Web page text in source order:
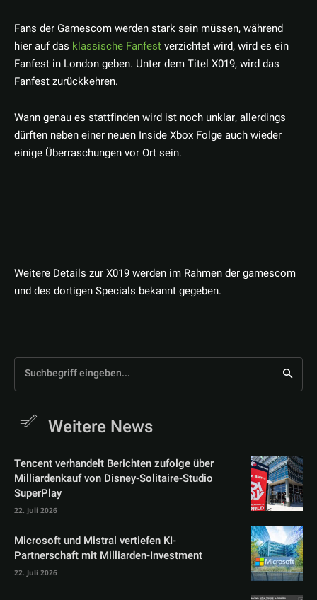
Fans der Gamescom werden stark sein müssen, während
hier auf das klassische Fanfestverzichtet wird, wird es ein
Fanfest in London geben. Unter dem Titel X019, wird das
Fanfest zurückkehren.
Wann genau es stattfinden wird ist noch unklar, allerdings
dürften neben einer neuen Inside Xbox Folge auch wieder
einige Überraschungen vor Ort sein.
Weitere Details zur X019 werden im Rahmen der gamescom
und des dortigen Specials bekannt gegeben.
Suchbegriff eingeben...
Weitere News
Tencent verhandelt Berichten zufolge über
Milliardenkauf von Disney-Solitaire-Studio
SuperPlay
22. Juli 2026
Microsoft und Mistral vertiefen KI-
Partnerschaft mit Milliarden-Investment
22. Juli 2026